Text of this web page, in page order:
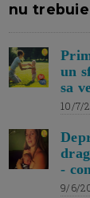
nu trebuie
un
sa
10/7/
-
9/6/